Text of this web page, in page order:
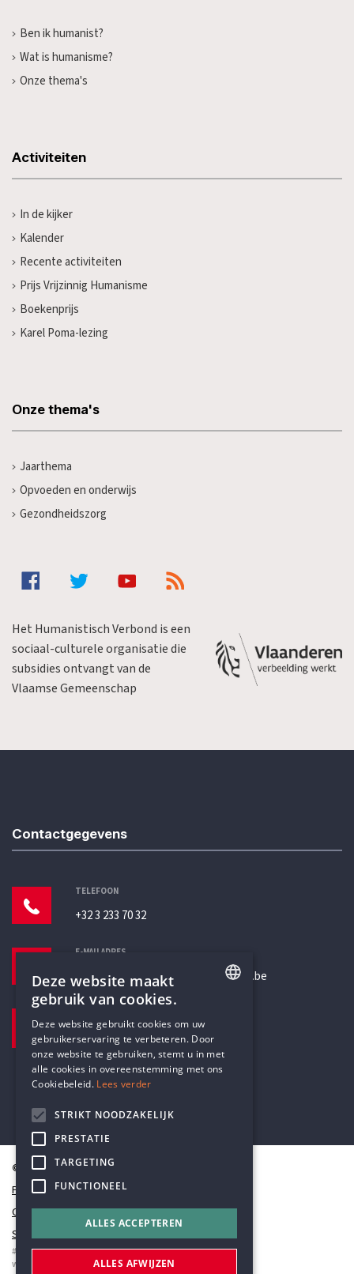
Ben ik humanist?
Wat is humanisme?
Onze thema's
Activiteiten
In de kijker
Kalender
Recente activiteiten
Prijs Vrijzinnig Humanisme
Boekenprijs
Karel Poma-lezing
Onze thema's
Jaarthema
Opvoeden en onderwijs
Gezondheidszorg
Het Humanistisch Verbond is een
sociaal-culturele organisatie die
subsidies ontvangt van de
Vlaamse Gemeenschap
Contactgegevens
TELEFOON
+32 3 233 70 32
E-MAILADRES
secretariaat@humanistischverbond.be
Pottenbrug 4
Antwerpen, 2000
© Humanistisch Verbond 2026
Privacy
Cookiestatement
Sitemap
#codedwithlove byCodelines
webapplicaties
mobiele apps&maatwerk websites
DUTCH
Deze website maakt
gebruik van cookies.
Deze website gebruikt cookies om uw
gebruikerservaring te verbeteren. Door
onze website te gebruiken, stemt u in met
alle cookies in overeenstemming met ons
Cookiebeleid. Lees verder
STRIKT NOODZAKELIJK
PRESTATIE
TARGETING
FUNCTIONEEL
ALLES ACCEPTEREN
ALLES AFWIJZEN